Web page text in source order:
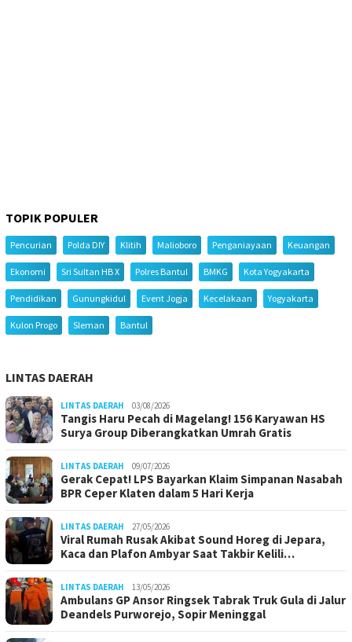
TOPIK POPULER
Pencurian Polda DIY Klitih Malioboro Penganiayaan Keuangan
Ekonomi Sri Sultan HB X Polres Bantul BMKG Kota Yogyakarta
Pendidikan Gunungkidul Event Jogja Kecelakaan Yogyakarta
Kulon Progo Sleman Bantul
LINTAS DAERAH
LINTAS DAERAH 03/08/2026
Tangis Haru Pecah di Magelang! 156 Karyawan HS
Surya Group Diberangkatkan Umrah Gratis
LINTAS DAERAH 09/07/2026
Gerak Cepat! LPS Bayarkan Klaim Simpanan Nasabah
BPR Ceper Klaten dalam 5 Hari Kerja
LINTAS DAERAH 27/05/2026
Viral Rumah Rusak Akibat Sound Horeg di Jepara,
Kaca dan Plafon Ambyar Saat Takbir Kelili…
LINTAS DAERAH 13/05/2026
Ambulans GP Ansor Ringsek Tabrak Truk Gula di Jalur
Deandels Purworejo, Sopir Meninggal